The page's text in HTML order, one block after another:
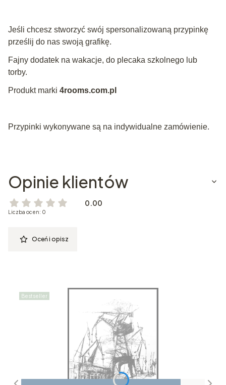
Jeśli chcesz stworzyć swój spersonalizowaną przypinkę
prześlij do nas swoją grafikę.
Fajny dodatek na wakacje, do plecaka szkolnego lub
torby.
Produkt marki 4rooms.com.pl
Przypinki wykonywane są na indywidualne zamówienie.
Opinie klientów
0.00
Liczba ocen: 0
Oceń i opisz
Bestseller